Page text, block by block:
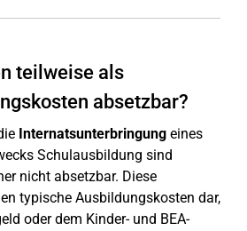
teilweise als
absetzbar?
Internatsunterbringung eines
Schulausbildung sind
nicht absetzbar. Diese
typische Ausbildungskosten dar,
oder dem Kinder- und BEA-